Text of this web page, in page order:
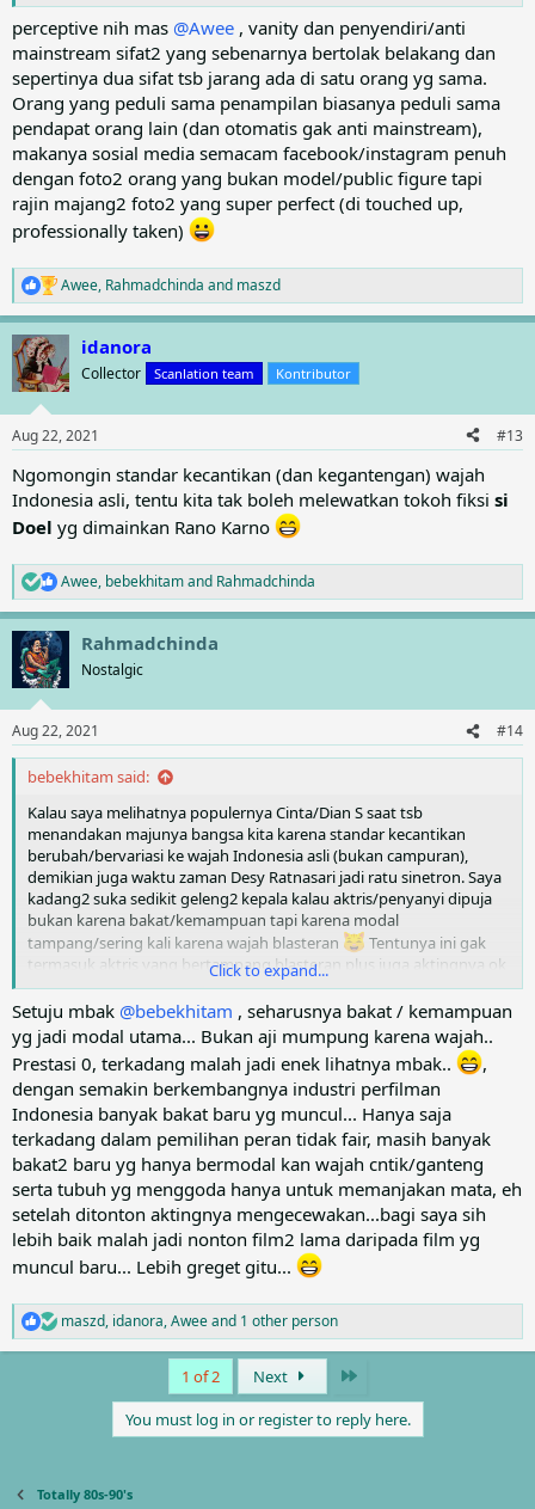
perceptive nih mas @Awee , vanity dan penyendiri/anti
mainstream sifat2 yang sebenarnya bertolak belakang dan
sepertinya dua sifat tsb jarang ada di satu orang yg sama.
Orang yang peduli sama penampilan biasanya peduli sama
pendapat orang lain (dan otomatis gak anti mainstream),
makanya sosial media semacam facebook/instagram penuh
dengan foto2 orang yang bukan model/public figure tapi
rajin majang2 foto2 yang super perfect (di touched up,
professionally taken)
R
e
a
c
t
i
s
:
Awee, Rahmadchinda and maszd
idanora
Collector Scanlation team Kontributor
Aug 22, 2021 #13
Ngomongin standar kecantikan (dan kegantengan) wajah
Indonesia asli, tentu kita tak boleh melewatkan tokoh fiksi si
Doel yg dimainkan Rano Karno
R
e
a
c
t
i
s
:
Awee, bebekhitamand Rahmadchinda
Rahmadchinda
Nostalgic
Aug 22, 2021 #14
bebekhitam said:
Kalau saya melihatnya populernya Cinta/Dian S saat tsb
menandakan majunya bangsa kita karena standar kecantikan
berubah/bervariasi ke wajah Indonesia asli (bukan campuran),
demikian juga waktu zaman Desy Ratnasari jadi ratu sinetron. Saya
kadang2 suka sedikit geleng2 kepala kalau aktris/penyanyi dipuja
bukan karena bakat/kemampuan tapi karena modal
tampang/sering kali karena wajah blasteran
Tentunya ini gak
termasuk aktris yang bertampang blasteran plus juga aktingnya ok
(semacam Meriam Bellina, Nicholas Saputra, Reza Rahadian), tapi
yang seperti mereka gak banyak sih menurut saya. Kadang2
aktor/aktris yang mengandalkan tampang, secukupnya saja di
area2 lainnya (generalisasi).
perceptive nih mas@Awee, vanity dan penyendiri/anti mainstream
sifat2 yang sebenarnya bertolak belakang dan sepertinya dua sifat
tsb jarang ada di satu orang. Orang yang peduli sama penampilan
biasanya peduli sama pendapat orang lain (dan otomatis gak anti
mainstream), makanya sosial media semacam facebook/instagram
penuh dengan foto2 orang yang bukan model/public figure tapi
rajin majang2 foto2 yang super perfect (di touch up, professionally
taken)
Click to expand...
Setuju mbak @bebekhitam , seharusnya bakat / kemampuan
yg jadi modal utama... Bukan aji mumpung karena wajah..
Prestasi 0, terkadang malah jadi enek lihatnya mbak..
,
dengan semakin berkembangnya industri perfilman
Indonesia banyak bakat baru yg muncul... Hanya saja
terkadang dalam pemilihan peran tidak fair, masih banyak
bakat2 baru yg hanya bermodal kan wajah cntik/ganteng
serta tubuh yg menggoda hanya untuk memanjakan mata, eh
setelah ditonton aktingnya mengecewakan...bagi saya sih
lebih baik malah jadi nonton film2 lama daripada film yg
muncul baru... Lebih greget gitu...
R
e
:
maszd, idanora,Aweeand 1 other person
1 of 2 Next
You must log in or register to reply here.
Totally 80s-90's